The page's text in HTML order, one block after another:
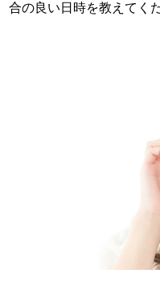
合の良い日時を教えてく